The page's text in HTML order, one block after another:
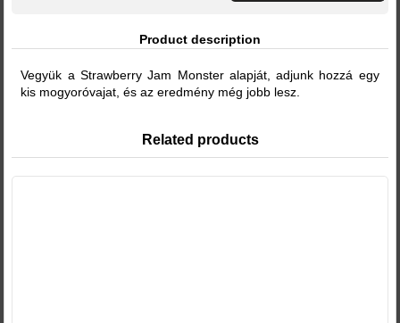
Product description
Vegyük a Strawberry Jam Monster alapját, adjunk hozzá egy
kis mogyoróvajat, és az eredmény még jobb lesz.
Related products